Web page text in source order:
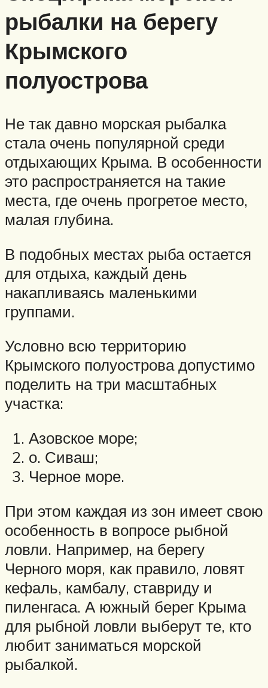
рыбалки на берегу
Крымского
полуострова
Не так давно морская рыбалка
стала очень популярной среди
отдыхающих Крыма. В особенности
это распространяется на такие
места, где очень прогретое место,
малая глубина.
В подобных местах рыба остается
для отдыха, каждый день
накапливаясь маленькими
группами.
Условно всю территорию
Крымского полуострова допустимо
поделить на три масштабных
участка:
Азовское море;
о. Сиваш;
Черное море.
При этом каждая из зон имеет свою
особенность в вопросе рыбной
ловли. Например, на берегу
Черного моря, как правило, ловят
кефаль, камбалу, ставриду и
пиленгаса. А южный берег Крыма
для рыбной ловли выберут те, кто
любит заниматься морской
рыбалкой.